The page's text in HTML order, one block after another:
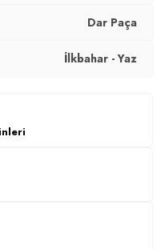
Dar Paça
İlkbahar - Yaz